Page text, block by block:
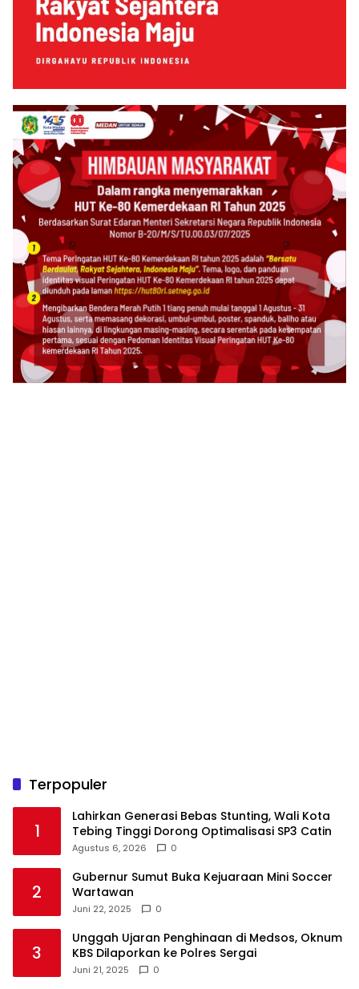
Terpopuler
1
Lahirkan Generasi Bebas Stunting, Wali Kota
Tebing Tinggi Dorong Optimalisasi SP3 Catin
Agustus 6, 2026 0
2
Gubernur Sumut Buka Kejuaraan Mini Soccer
Wartawan
Juni 22, 2025 0
3
Unggah Ujaran Penghinaan di Medsos, Oknum
KBS Dilaporkan ke Polres Sergai
Juni 21, 2025 0